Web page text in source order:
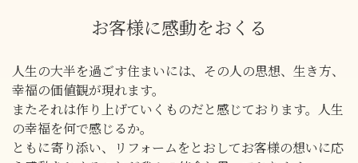
お客様に感動をおくる
人生の大半を過ごす住まいには、その人の思想、生き方、
幸福の価値観が現れます。
またそれは作り上げていくものだと感じております。人生
の幸福を何で感じるか。
ともに寄り添い、リフォームをとおしてお客様の想いに応